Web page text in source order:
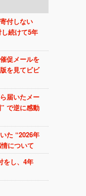
付しない
続けて5年
促メールを
を見てビビ
届いたメー
で逆に感動
た “2026年
について
をし、4年